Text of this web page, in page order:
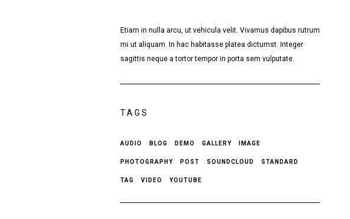
Etiam in nulla arcu, ut vehicula velit. Vivamus dapibus rutrum
mi ut aliquam. In hac habitasse platea dictumst. Integer
sagittis neque a tortor tempor in porta sem vulputate.
TAGS
AUDIO BLOG DEMO GALLERY IMAGE
PHOTOGRAPHY POST SOUNDCLOUD STANDARD
TAG VIDEO YOUTUBE